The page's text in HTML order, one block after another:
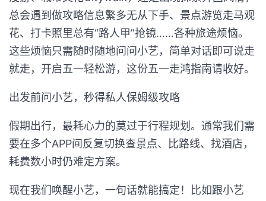
总会遇到做攻略信息繁多无从下手、景点游览走马观
花、打卡照里总有“路人甲”抢镜……各种旅途烦恼。
这些烦恼只需随时随地问问小艺，简单对话即可说走
就走，开启五一轻松游，这份五一走鸿指南请收好。
出发前问小艺，秒得私人保姆级攻略
假期出行，最耗心力的莫过于行程规划。通常我们需
要在多个APP间反复切换查景点、比路线、找酒店，
耗费数小时仍难定方案。
现在我们唤醒小艺，一句话就能搞定！比如跟小艺